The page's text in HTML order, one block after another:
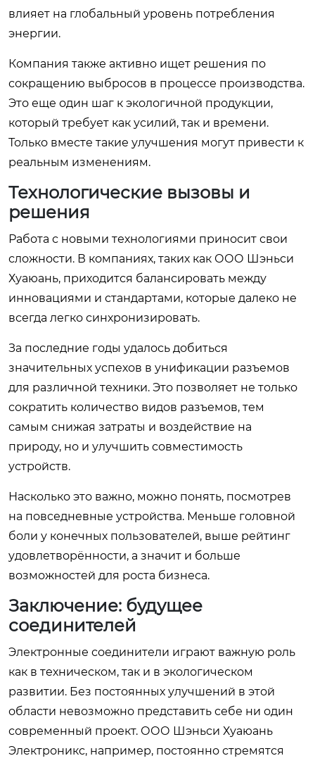
влияет на глобальный уровень потребления
энергии.
Компания также активно ищет решения по
сокращению выбросов в процессе производства.
Это еще один шаг к экологичной продукции,
который требует как усилий, так и времени.
Только вместе такие улучшения могут привести к
реальным изменениям.
Технологические вызовы и
решения
Работа с новыми технологиями приносит свои
сложности. В компаниях, таких как ООО Шэньси
Хуаюань, приходится балансировать между
инновациями и стандартами, которые далеко не
всегда легко синхронизировать.
За последние годы удалось добиться
значительных успехов в унификации разъемов
для различной техники. Это позволяет не только
сократить количество видов разъемов, тем
самым снижая затраты и воздействие на
природу, но и улучшить совместимость
устройств.
Насколько это важно, можно понять, посмотрев
на повседневные устройства. Меньше головной
боли у конечных пользователей, выше рейтинг
удовлетворённости, а значит и больше
возможностей для роста бизнеса.
Заключение: будущее
соединителей
Электронные соединители играют важную роль
как в техническом, так и в экологическом
развитии. Без постоянных улучшений в этой
области невозможно представить себе ни один
современный проект. ООО Шэньси Хуаюань
Электроникс, например, постоянно стремятся